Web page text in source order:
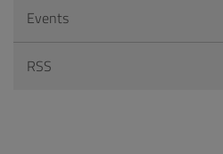
Events
RSS